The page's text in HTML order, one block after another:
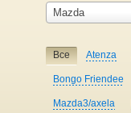
Mazda
Все Atenza
Bongo Friendee
Mazda3/axela